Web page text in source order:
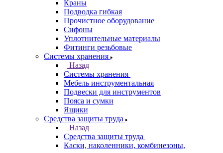
Краны
Подводка гибкая
Прочистное оборудование
Сифоны
Уплотнительные материалы
Фитинги резьбовые
Системы хранения
Назад
Системы хранения
Мебель инструментальная
Подвески для инструментов
Пояса и сумки
Ящики
Средства защиты труда
Назад
Средства защиты труда
Каски, наколенники, комбинезоны,